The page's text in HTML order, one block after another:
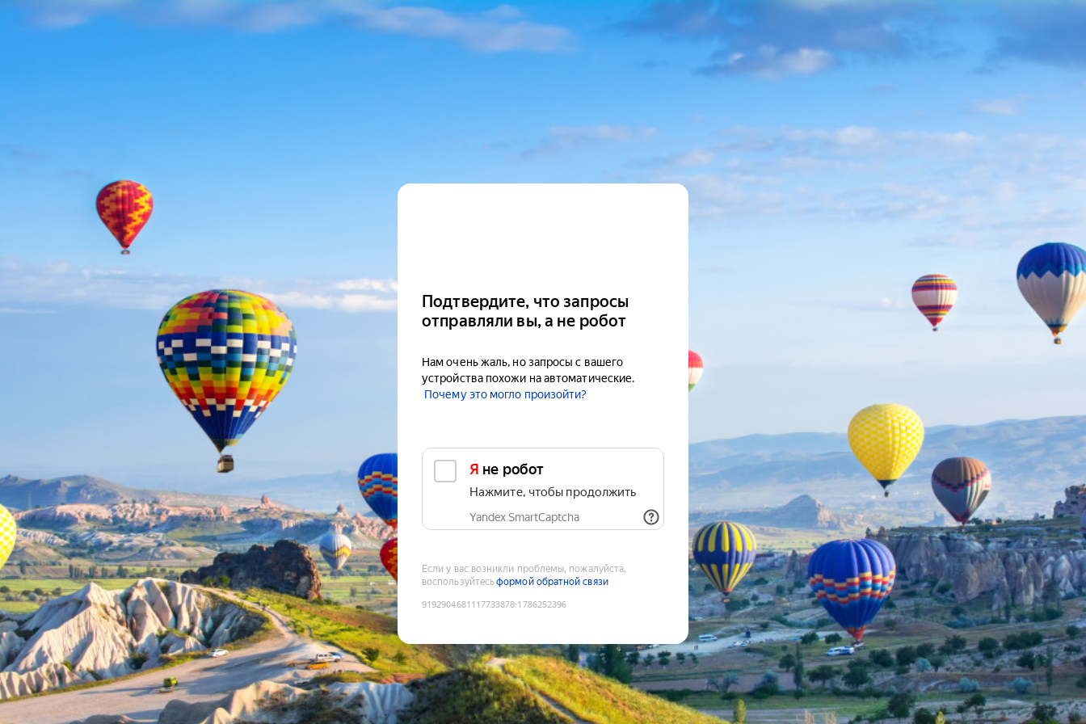
Подтвердите, что запросы
отправляли вы, а не робот
Нам очень жаль, но запросы с вашего
устройства похожи на автоматические.
Почему это могло произойти?
Я не робот
Нажмите, чтобы продолжить
Yandex SmartCaptcha
Если у вас возникли проблемы, пожалуйста,
воспользуйтесьформой обратной связи
9192904681117733878:1786252396